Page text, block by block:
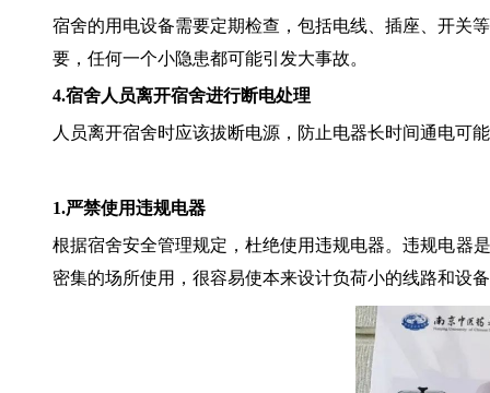
宿舍的用电设备需要定期检查，包括电线、插座、开关
要，任何一个小隐患都可能引发大事故。
4.宿舍人员离开宿舍进行断电处理
人员离开宿舍时应该拔断电源，防止电器长时间通电可
1.严禁使用违规电器
根据宿舍安全管理规定，杜绝使用违规电器。违规电器
密集的场所使用，很容易使本来设计负荷小的线路和设